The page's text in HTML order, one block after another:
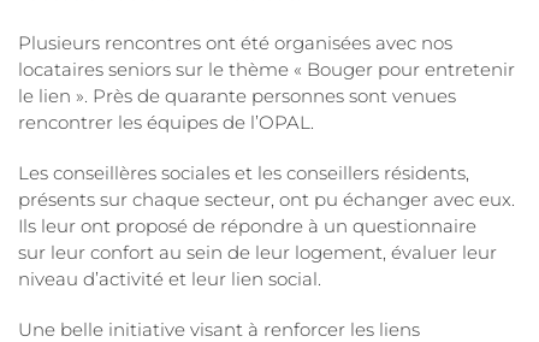
Plusieurs rencontres ont été organisées avec nos
locataires seniors sur le thème « Bouger pour entretenir
le lien ». Près de quarante personnes sont venues
rencontrer les équipes de l’OPAL.
Les conseillères sociales et les conseillers résidents,
présents sur chaque secteur, ont pu échanger avec eux.
Ils leur ont proposé de répondre à un questionnaire
sur leur confort au sein de leur logement, évaluer leur
niveau d’activité et leur lien social.
Une belle initiative visant à renforcer les liens